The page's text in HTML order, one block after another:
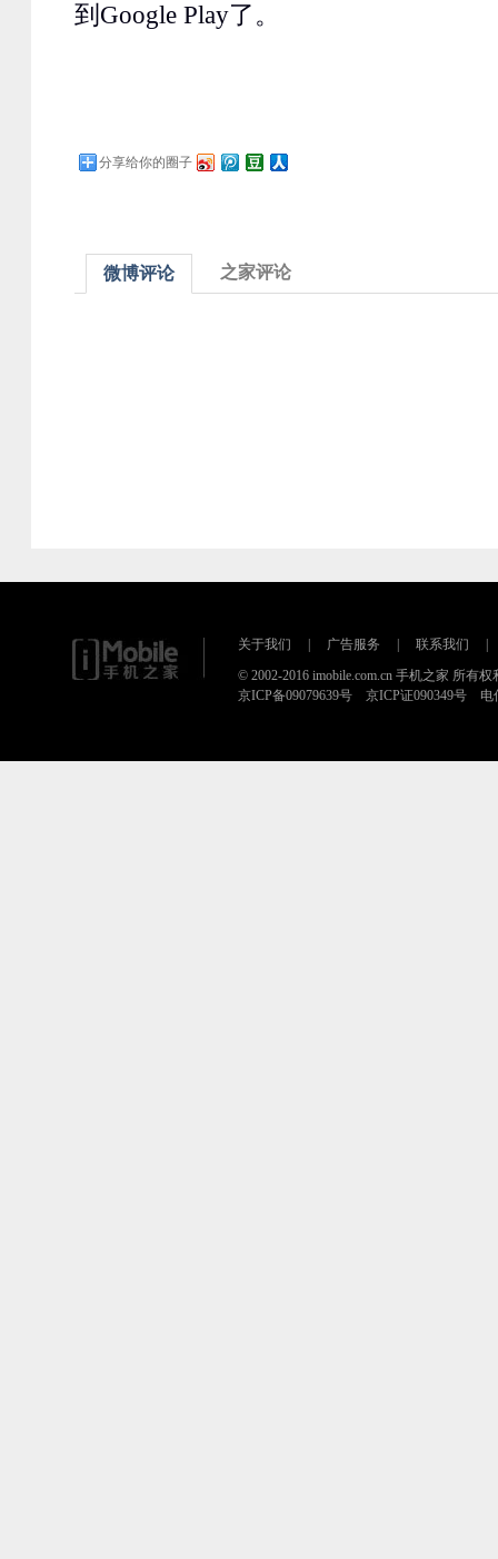
到Google Play了。
分享给你的圈子
微博评论 之家评论
关于我们 广告服务 联系我们
© 2002-2016 imobile.com.cn 手机之家 所有权
京ICP备09079639号 京ICP证090349号 电